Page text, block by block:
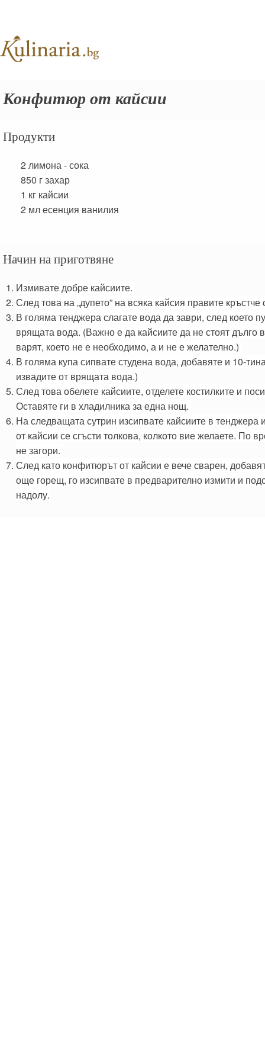
Конфитюр от кайсии
Продукти
2 лимона - сока
850 гзахар
1 кг кайсии
2 млесенция ванилия
Начин на приготвяне
Измивате добре кайсиите.
След това на „дупето” на всяка кайсия правите
В голяма тенджера слагате вода да заври, след което
врящата вода. (Важно е да кайсиите да не стоят
варят, което не е необходимо, а и не е желателно.)
В голяма купа сипвате студена вода, добавяте и 10-
извадите от врящата вода.)
След това обелете кайсиите, отделете костилките и
Оставяте ги в хладилника за една нощ.
На следващата сутрин изсипвате кайсиите в
от кайсии се сгъсти толкова, колкото вие желаете. По
не загори.
След като конфитюрът от кайсии е вече сварен,
още горещ, го изсипвате в предварително измити и
надолу.